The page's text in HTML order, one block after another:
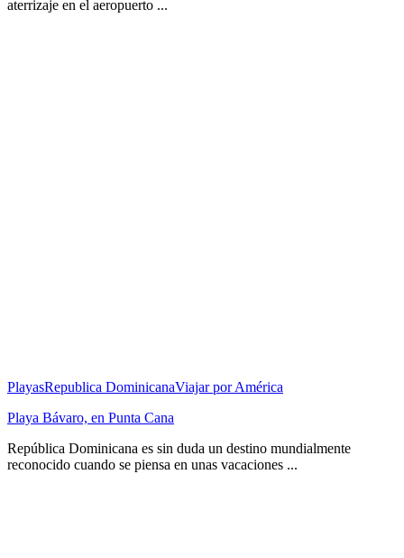
aterrizaje en el aeropuerto ...
PlayasRepublica DominicanaViajar por América
Playa Bávaro, en Punta Cana
República Dominicana es sin duda un destino mundialmente
reconocido cuando se piensa en unas vacaciones ...